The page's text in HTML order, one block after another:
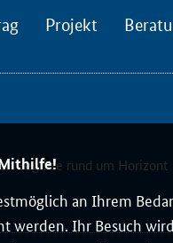
an Ihrem
werden. Ihr Besuch
Projekt
Begriffe rund um Horizont